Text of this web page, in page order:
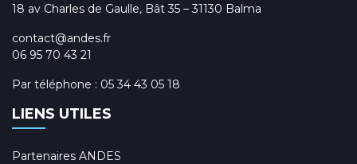
18 av Charles de Gaulle, Bât 35 – 31130 Balma
contact@andes.fr
06 95 70 43 21
Par téléphone : 05 34 43 05 18
LIENS UTILES
Partenaires ANDES